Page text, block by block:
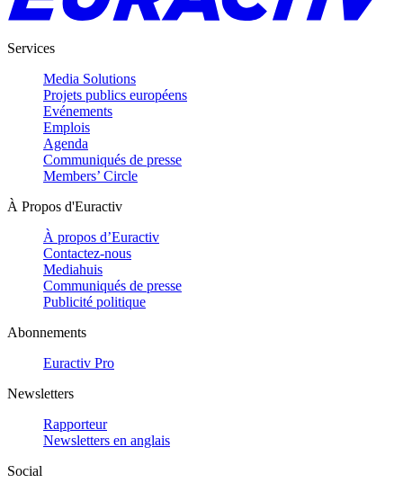
Services
Media Solutions
Projets publics européens
Evénements
Emplois
Agenda
Communiqués de presse
Members’ Circle
À Propos d'Euractiv
À propos d’Euractiv
Contactez-nous
Mediahuis
Communiqués de presse
Publicité politique
Abonnements
Euractiv Pro
Newsletters
Rapporteur
Newsletters en anglais
Social